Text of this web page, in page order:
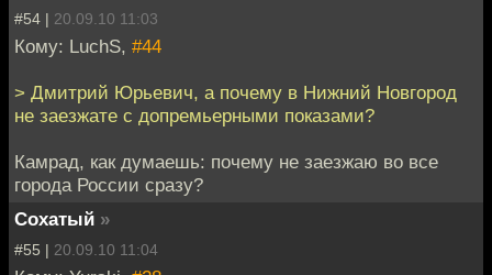
#54 | 20.09.10 11:03
Кому: LuchS, #44
> Дмитрий Юрьевич, а почему в Нижний Новгород
не заезжате с допремьерными показами?
Камрад, как думаешь: почему не заезжаю во все
города России сразу?
Cохатый »
#55 | 20.09.10 11:04